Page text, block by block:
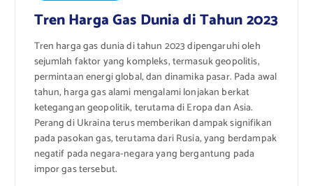
Tren Harga Gas Dunia di Tahun 2023
Tren harga gas dunia di tahun 2023 dipengaruhi oleh
sejumlah faktor yang kompleks, termasuk geopolitis,
permintaan energi global, dan dinamika pasar. Pada awal
tahun, harga gas alami mengalami lonjakan berkat
ketegangan geopolitik, terutama di Eropa dan Asia.
Perang di Ukraina terus memberikan dampak signifikan
pada pasokan gas, terutama dari Rusia, yang berdampak
negatif pada negara-negara yang bergantung pada
impor gas tersebut.